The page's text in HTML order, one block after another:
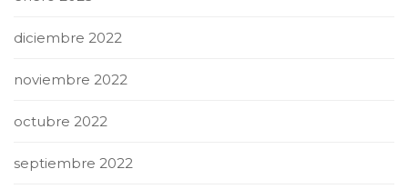
diciembre 2022
noviembre 2022
octubre 2022
septiembre 2022